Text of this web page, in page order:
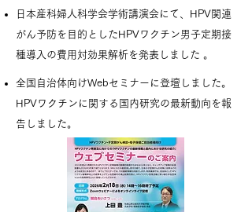
日本産科婦人科学会学術講演会にて、HPV関連
がん予防を目的としたHPVワクチン男子定期接
種導入の費用対効果解析を発表しました 。
全国自治体向けWebセミナーに登壇しました。
HPVワクチンに関する国内研究の最新動向を報
告しました。